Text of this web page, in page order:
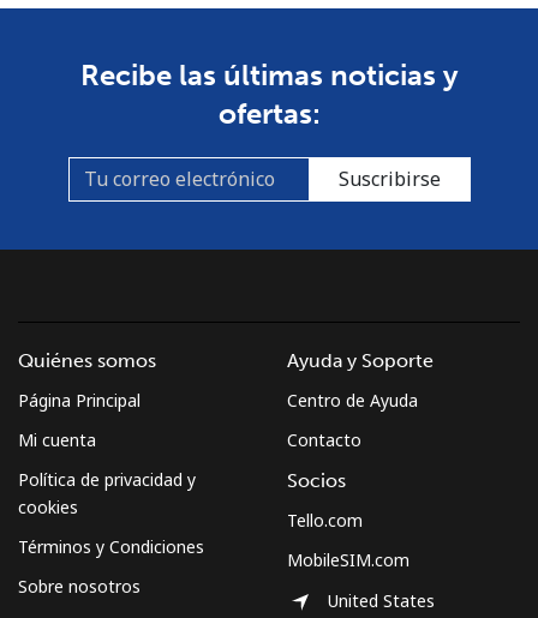
Guyana
Celular ⁦35.9¢⁩
13 min por
⁦5¢⁩
Digicel
⁦$5⁩
Recibe las últimas noticias y
ofertas:
Suscribirse
Quiénes somos
Página Principal
Mi cuenta
Política de privacidad y
cookies
Términos y Condiciones
Sobre nosotros
Ayuda y Soporte
Centro de Ayuda
Contacto
Socios
Tello.com
MobileSIM.com
United States